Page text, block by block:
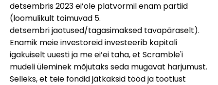
detsembris 2023 ei’ole platvormil enam partiid
(loomulikult toimuvad 5.
detsembri jaotused/tagasimaksed tavapäraselt).
Enamik meie investoreid investeerib kapitali
igakuiselt uuesti ja me ei’ei taha, et Scramble'i
mudeli üleminek mõjutaks seda mugavat harjumust.
Selleks, et teie fondid jätkaksid tööd ja tootlust